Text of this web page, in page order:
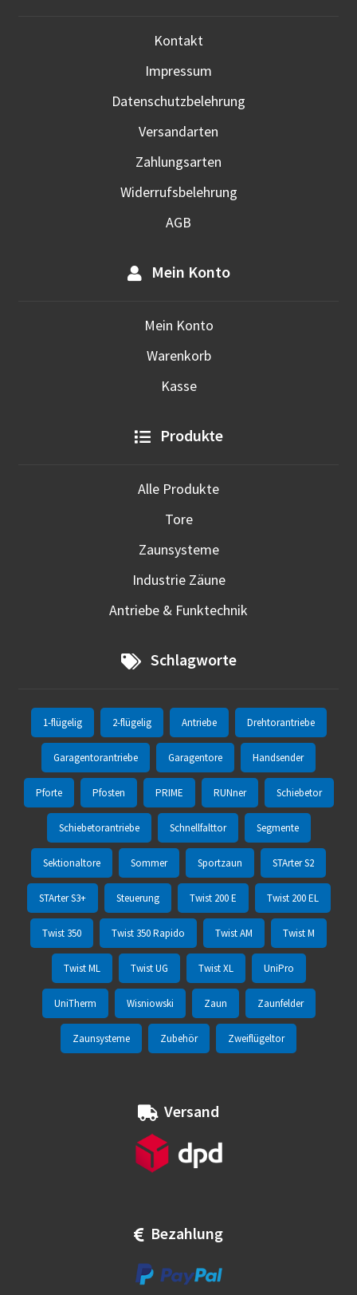
Kontakt
Impressum
Datenschutzbelehrung
Versandarten
Zahlungsarten
Widerrufsbelehrung
AGB
Mein Konto
Mein Konto
Warenkorb
Kasse
Produkte
Alle Produkte
Tore
Zaunsysteme
Industrie Zäune
Antriebe & Funktechnik
Schlagworte
1-flügelig 2-flügelig Antriebe Drehtorantriebe
Garagentorantriebe Garagentore Handsender
Pforte Pfosten PRIME RUNner Schiebetor
Schiebetorantriebe Schnellfalttor Segmente
Sektionaltore Sommer Sportzaun STArter S2
STArter S3+ Steuerung Twist 200 E Twist 200 EL
Twist 350 Twist 350 Rapido Twist AM Twist M
Twist ML Twist UG Twist XL UniPro
UniTherm Wisniowski Zaun Zaunfelder
Zaunsysteme Zubehör Zweiflügeltor
Versand
Bezahlung